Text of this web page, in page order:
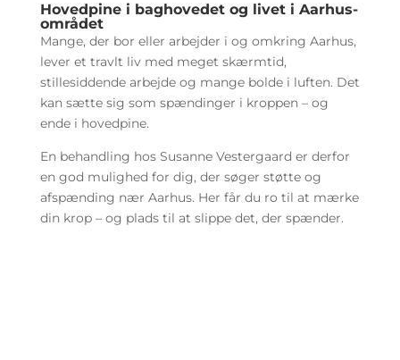
Hovedpine i baghovedet og livet i Aarhus-
området
Mange, der bor eller arbejder i og omkring Aarhus,
lever et travlt liv med meget skærmtid,
stillesiddende arbejde og mange bolde i luften. Det
kan sætte sig som spændinger i kroppen – og
ende i hovedpine.
En behandling hos Susanne Vestergaard er derfor
en god mulighed for dig, der søger støtte og
afspænding nær Aarhus. Her får du ro til at mærke
din krop – og plads til at slippe det, der spænder.